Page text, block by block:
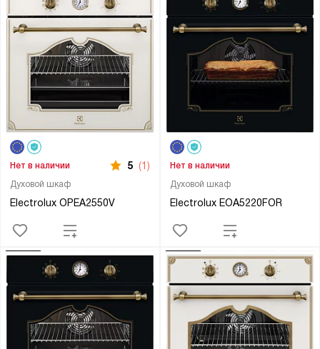
Духовой шкаф
Electrolux OPEA2550V
Нет в наличии 5 (1)
Духовой шкаф
Electrolux EOA5220FOR
Нет в наличии